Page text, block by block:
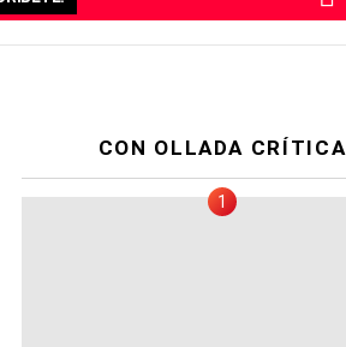
CON OLLADA CRÍTICA